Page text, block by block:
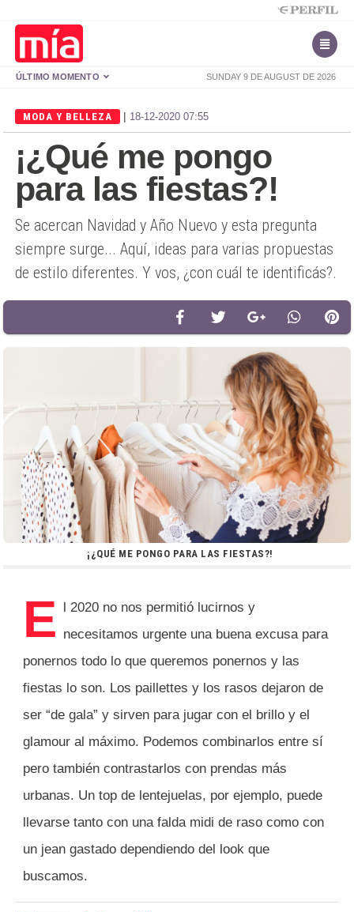
SUNDAY 9 DE AUGUST DE 2026
ÚLTIMO MOMENTO
MODA Y BELLEZA | 18-12-2020 07:55
¡¿Qué me pongo
para las fiestas?!
Se acercan Navidad y Año Nuevo y esta pregunta
siempre surge... Aquí, ideas para varias propuestas
de estilo diferentes. Y vos, ¿con cuál te identificás?.
¡¿QUÉ ME PONGO PARA LAS FIESTAS?!
E l 2020 no nos permitió lucirnos y
necesitamos urgente una buena excusa para
ponernos todo lo que queremos ponernos y las
fiestas lo son. Los paillettes y los rasos dejaron de
ser “de gala” y sirven para jugar con el brillo y el
glamour al máximo. Podemos combinarlos entre sí
pero también contrastarlos con prendas más
urbanas. Un top de lentejuelas, por ejemplo, puede
llevarse tanto con una falda midi de raso como con
un jean gastado dependiendo del look que
buscamos.